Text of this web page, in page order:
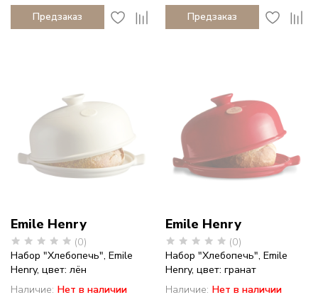
Предзаказ Предзаказ
Emile Henry
(0)
Набор "Хлебопечь", Emile
Henry, цвет: лён
Наличие: Нет в наличии
Emile Henry
(0)
Набор "Хлебопечь", Emile
Henry, цвет: гранат
Наличие: Нет в наличии